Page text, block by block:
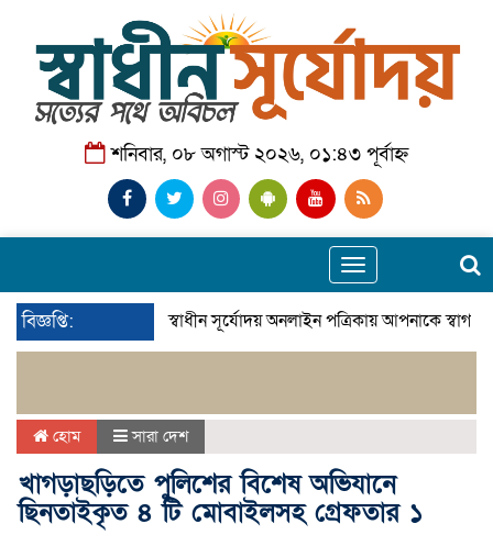
শনিবার, ০৮ অগাস্ট ২০২৬, ০১:৪৩ পূর্বাহ্ন
Toggle
navigation
বিজ্ঞপ্তি: স্বাধীন সূর্যোদয় অনলাইন পত্রিকায় আপনাকে
হোম সারা দেশ
খাগড়াছড়িতে পুলিশের বিশেষ অভিযানে
ছিনতাইকৃত ৪ টি মোবাইলসহ গ্রেফতার ১